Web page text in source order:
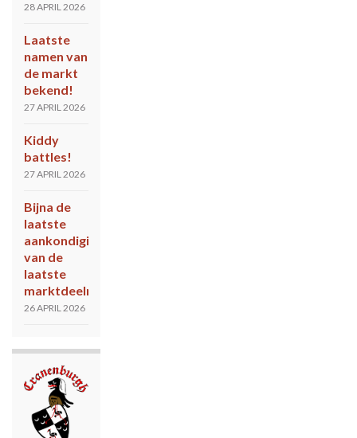
28 APRIL 2026
Laatste
namen van
de markt
bekend!
27 APRIL 2026
Kiddy
battles!
27 APRIL 2026
Bijna de
laatste
aankondiging
van de
laatste
marktdeelnemers!
26 APRIL 2026